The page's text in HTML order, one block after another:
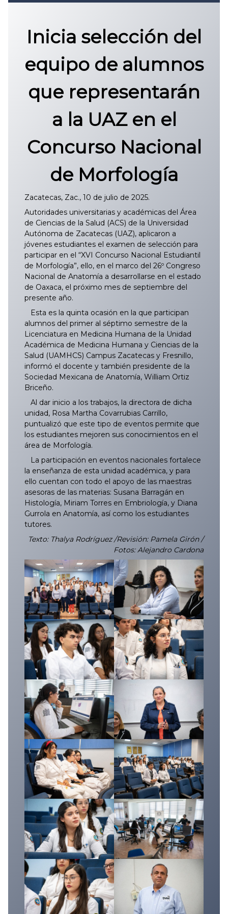
CONVOCATORIA DE INGRESO UAZ
Inicia selección del
equipo de alumnos
que representarán
a la UAZ en el
Concurso Nacional
de Morfología
Zacatecas, Zac., 10 de julio de 2025.
Autoridades universitarias y académicas del Área
de Ciencias de la Salud (ACS) de la Universidad
Autónoma de Zacatecas (UAZ), aplicaron a
jóvenes estudiantes el examen de selección para
participar en el “XVI Concurso Nacional Estudiantil
de Morfología”, ello, en el marco del 26º Congreso
Nacional de Anatomía a desarrollarse en el estado
de Oaxaca, el próximo mes de septiembre del
presente año.
Esta es la quinta ocasión en la que participan
alumnos del primer al séptimo semestre de la
Licenciatura en Medicina Humana de la Unidad
Académica de Medicina Humana y Ciencias de la
Salud (UAMHCS) Campus Zacatecas y Fresnillo,
informó el docente y también presidente de la
Sociedad Mexicana de Anatomía, William Ortiz
Briceño.
Al dar inicio a los trabajos, la directora de dicha
unidad, Rosa Martha Covarrubias Carrillo,
puntualizó que este tipo de eventos permite que
los estudiantes mejoren sus conocimientos en el
área de Morfología.
La participación en eventos nacionales fortalece
la enseñanza de esta unidad académica, y para
ello cuentan con todo el apoyo de las maestras
asesoras de las materias: Susana Barragán en
Histología, Miriam Torres en Embriología, y Diana
Gurrola en Anatomía, así como los estudiantes
tutores.
Texto: Thalya Rodríguez /Revisión: Pamela Girón /
Fotos: Alejandro Cardona